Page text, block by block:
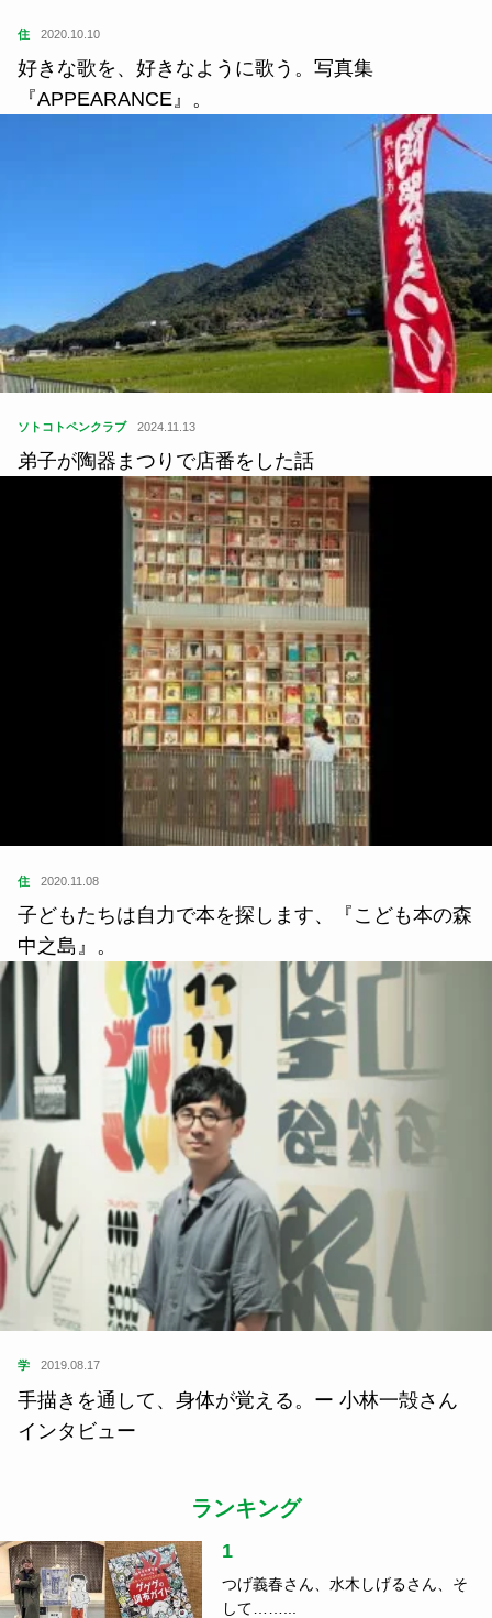
住 2020.10.10
好きな歌を、好きなように歌う。写真集
『APPEARANCE』。
ソトコトペンクラブ 2024.11.13
弟子が陶器まつりで店番をした話
住 2020.11.08
子どもたちは自力で本を探します、『こども本の森
中之島』。
学 2019.08.17
手描きを通して、身体が覚える。ー 小林一殻さん
インタビュー
ランキング
1
つげ義春さん、水木しげるさん、そ
して……...